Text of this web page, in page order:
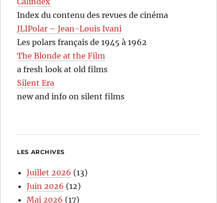
Index du contenu des revues de cinéma
JLIPolar – Jean-Louis Ivani
Les polars français de 1945 à 1962
The Blonde at the Film
a fresh look at old films
Silent Era
new and info on silent films
LES ARCHIVES
Juillet 2026 (13)
Juin 2026 (12)
Mai 2026 (17)